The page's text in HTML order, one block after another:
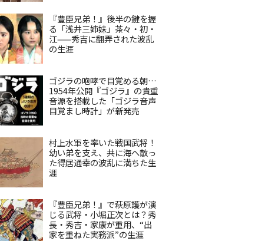
『豊臣兄弟！』後半の鍵を握
る「浅井三姉妹」茶々・初・
江——秀吉に翻弄された波乱
の生涯
ゴジラの咆哮で目覚める朝…
1954年公開『ゴジラ』の貴重
音源を搭載した「ゴジラ音声
目覚まし時計」が新発売
村上水軍を率いた戦国武将！
幼い弟を支え、共に海へ散っ
た得居通幸の波乱に満ちた生
涯
『豊臣兄弟！』で萩原護が演
じる武将・小堀正次とは？秀
長・秀吉・家康が重用、“出
家を重ねた実務派”の生涯